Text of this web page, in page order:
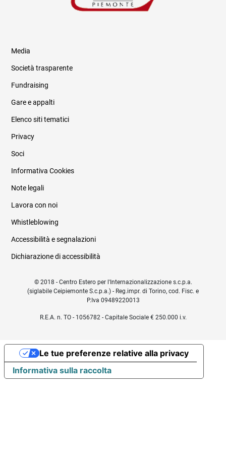
Informazioni legali e trasparenza
Media
Società trasparente
Fundraising
Gare e appalti
Elenco siti tematici
Privacy
Soci
Informativa Cookies
Note legali
Lavora con noi
Whistleblowing
Accessibilità e segnalazioni
Dichiarazione di accessibilità
© 2018 - Centro Estero per l'Internazionalizzazione s.c.p.a.
(siglabile Ceipiemonte S.c.p.a.) - Reg.impr. di Torino, cod. Fisc. e
P.Iva 09489220013
R.E.A. n. TO - 1056782 - Capitale Sociale € 250.000 i.v.
Informativa sulla raccolta
Le tue preferenze relative alla privacy